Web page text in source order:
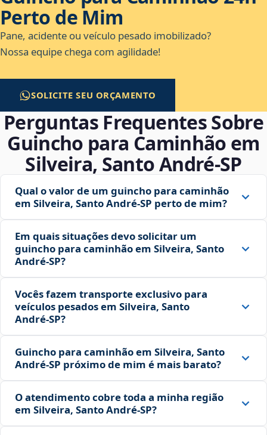
Perto de Mim
Pane, acidente ou veículo pesado imobilizado?
Nossa equipe chega com agilidade!
SOLICITE SEU ORÇAMENTO
Perguntas Frequentes Sobre
Guincho para Caminhão em
Silveira, Santo André‑SP
Qual o valor de um guincho para caminhão
em Silveira, Santo André‑SP perto de mim?
Em quais situações devo solicitar um
guincho para caminhão em Silveira, Santo
André‑SP?
Vocês fazem transporte exclusivo para
veículos pesados em Silveira, Santo
André‑SP?
Guincho para caminhão em Silveira, Santo
André‑SP próximo de mim é mais barato?
O atendimento cobre toda a minha região
em Silveira, Santo André‑SP?